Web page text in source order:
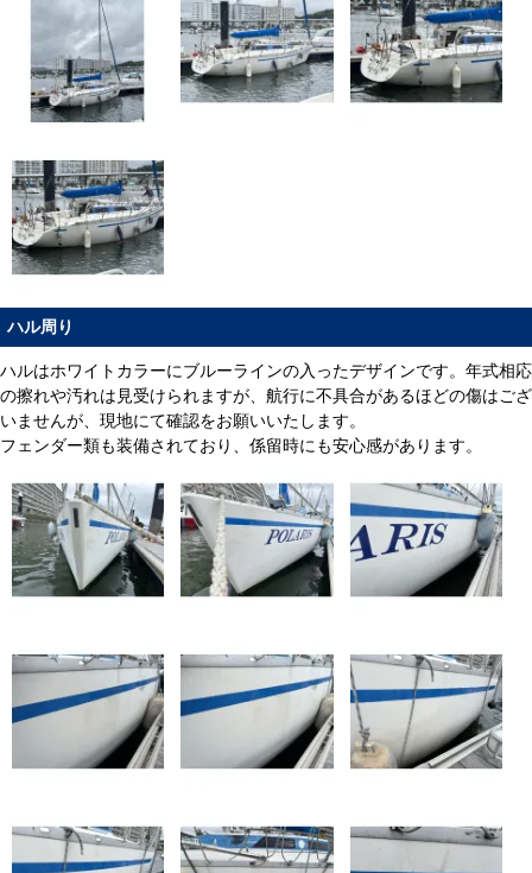
ハル周り
ハルはホワイトカラーにブルーラインの入ったデザインです。年式相応
の擦れや汚れは見受けられますが、航行に不具合があるほどの傷はござ
いませんが、現地にて確認をお願いいたします。
フェンダー類も装備されており、係留時にも安心感があります。